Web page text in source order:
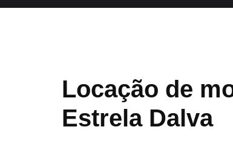
Locação de
Estrela Dalva